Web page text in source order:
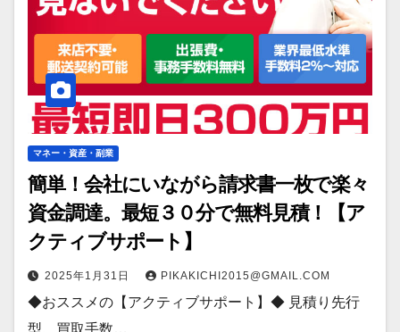
マネー・資産・副業
簡単！会社にいながら請求書一枚で楽々
資金調達。最短３０分で無料見積！【ア
クティブサポート】
2025年1月31日 PIKAKICHI2015@GMAIL.COM
◆おススメの【アクティブサポート】◆ 見積り先行
型、買取手数…